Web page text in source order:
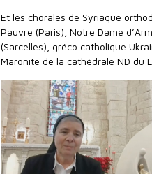
Et les chorales de Syriaque
Pauvre (Paris), Notre Dame
(Sarcelles), gréco catholique
Maronite de la cathédrale ND du